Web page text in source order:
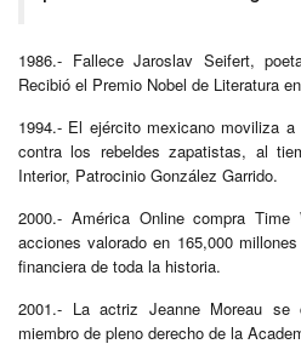
1986.- Fallece Jaroslav Seifert,
Recibió el Premio Nobel de Literatura
1994.- El ejército mexicano moviliza
contra los rebeldes zapatistas, al
Interior, Patrocinio González Garrido.
2000.- América Online compra
acciones valorado en 165,000
financiera de toda la historia.
2001.- La actriz Jeanne Moreau se
miembro de pleno derecho de la